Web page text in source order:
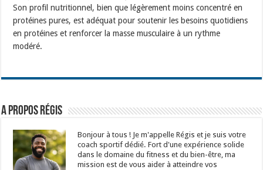
Son profil nutritionnel, bien que légèrement moins concentré en
protéines pures, est adéquat pour soutenir les besoins quotidiens
en protéines et renforcer la masse musculaire à un rythme
modéré.
A propos Régis
Bonjour à tous ! Je m'appelle Régis et je suis votre
coach sportif dédié. Fort d'une expérience solide
dans le domaine du fitness et du bien-être, ma
mission est de vous aider à atteindre vos